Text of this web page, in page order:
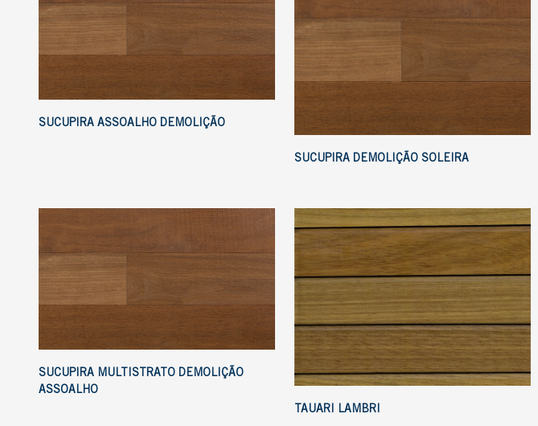
SUCUPIRA ASSOALHO DEMOLIÇÃO
SUCUPIRA DEMOLIÇÃO SOLEIRA
SUCUPIRA MULTISTRATO DEMOLIÇÃO
ASSOALHO
TAUARI LAMBRI